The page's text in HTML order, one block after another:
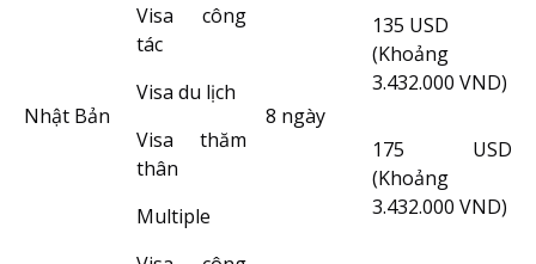
Nhật Bản
Visa công
tác
8 ngày
135 USD
(Khoảng
3.432.000 VND)
Visa du lịch
Visa thăm
thân
175 USD
(Khoảng
3.432.000 VND)
Multiple